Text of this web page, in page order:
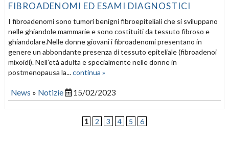
FIBROADENOMI ED ESAMI DIAGNOSTICI
I fibroadenomi sono tumori benigni fibroepiteliali che si sviluppano
nelle ghiandole mammarie e sono costituiti da tessuto fibroso e
ghiandolare.Nelle donne giovani i fibroadenomi presentano in
genere un abbondante presenza di tessuto epiteliale (fibroadenoi
mixoidi). Nell’età adulta e specialmente nelle donne in
postmenopausa la...continua »
News » Notizie 15/02/2023
1 2 3 4 5 6